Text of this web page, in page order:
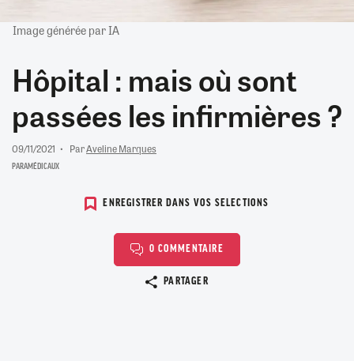
Image générée par IA
Hôpital : mais où sont
passées les infirmières ?
09/11/2021 ParAveline Marques
PARAMÉDICAUX
ENREGISTRER DANS VOS SELECTIONS
0 COMMENTAIRE
PARTAGER